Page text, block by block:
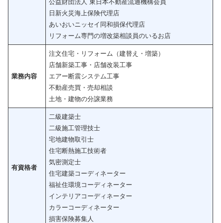
公益財団法人 東日本不動産流通機構会員
日新火災海上保険代理店
あいおいニッセイ同和損保代理店
リフォーム専門の増改築相談員のいるお店
業務内容
注文住宅・リフォーム（建替え・増築）
店舗新築工事・店舗改装工事
エアー断震システム工事
不動産売買・売却相談
土地・建物の分譲業務
有資格者
二級建築士
二級施工管理技士
宅地建物取引士
住宅断熱施工技術者
気密測定士
住宅建築コーディネーター
福祉住環境コーディネーター
インテリアコーディネーター
カラーコーディネーター
損害保険募集人